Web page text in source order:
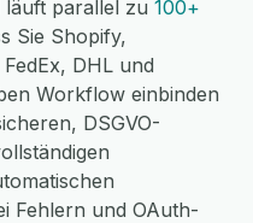
parallel zu 100+
Sie Shopify,
DHL und
Workflow einbinden
DSGVO-
Fehlern und OAuth-